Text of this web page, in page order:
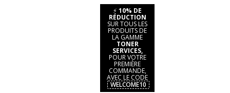
⚡ 10% DE
RÉDUCTION
SUR TOUS LES
PRODUITS DE
LA GAMME
TONER
SERVICES,
POUR VOTRE
PREMIÈRE
COMMANDE,
AVEC LE CODE
WELCOME10